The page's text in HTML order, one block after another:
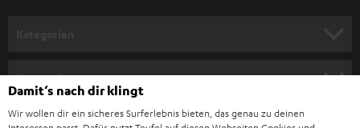
Regalbrett platzierst, solltest du auf einestabile Befestigungachten.
Beachte die Maßeder Lautsprecher: Sie sollten nicht gerade so eben
Platz haben, damit sich die tiefen Frequenzen entfalten können. Die
e
l
d
Unternehmen
SUPPORT
Teufel Onlineshops
Damit‘s nach dir klingt
Wir wollen dir ein sicheres Surferlebnis bieten, das genau zu deinen